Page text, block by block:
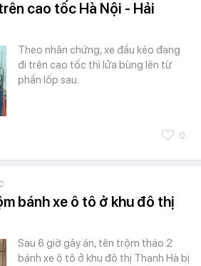
cao tốc Hà Nội - Hải
Theo nhân chứng, xe đầu kéo đang
đi trên cao tốc thì lửa bùng lên từ
phần lốp sau.
0
bánh xe ô tô ở khu đô thị
Sau 6 giờ gây án, tên trộm tháo 2
bánh xe ô tô ở khu đô thị Thanh Hà bị